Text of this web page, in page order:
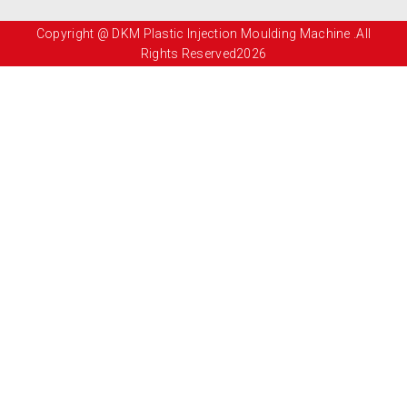
Copyright @ DKM Plastic Injection Moulding Machine .All
Rights Reserved2026